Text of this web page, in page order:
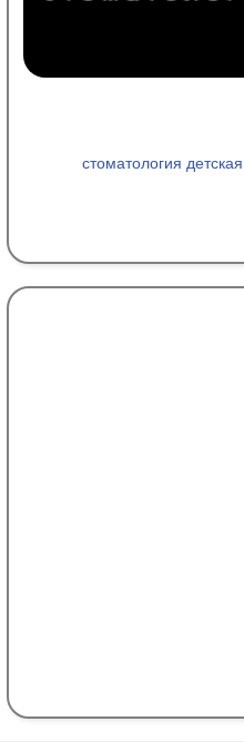
стоматология детская